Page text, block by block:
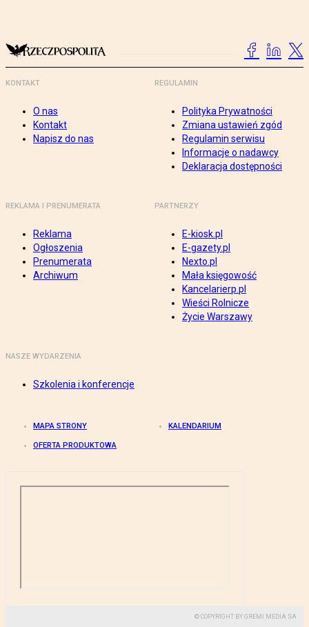
KONTAKT
O nas
Kontakt
Napisz do nas
REGULAMIN
Polityka Prywatności
Zmiana ustawień zgód
Regulamin serwisu
Informacje o nadawcy
Deklaracja dostępności
REKLAMA I PRENUMERATA
Reklama
Ogłoszenia
Prenumerata
Archiwum
PARTNERZY
E-kiosk.pl
E-gazety.pl
Nexto.pl
Mała księgowość
Kancelarierp.pl
Wieści Rolnicze
Życie Warszawy
NASZE WYDARZENIA
Szkolenia i konferencje
MAPA STRONY KALENDARIUM
OFERTA PRODUKTOWA
© COPYRIGHT BY GREMI MEDIA SA